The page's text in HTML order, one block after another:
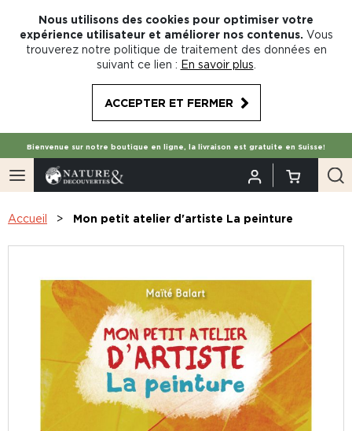
Nous utilisons des cookies pour optimiser votre
expérience utilisateur et améliorer nos contenus. Vous
trouverez notre politique de traitement des données en
suivant ce lien : En savoir plus
ACCEPTER ET FERMER
Bienvenue sur notre boutique en ligne, la livraison est gratuite en Suisse!
Accueil Mon petit atelier d'artiste La peinture